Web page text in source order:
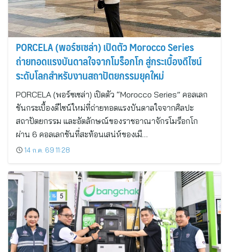
PORCELA (พอร์ซเซล่า) เปิดตัว Morocco Series
ถ่ายทอดแรงบันดาลใจจากโมร็อกโก สู่กระเบื้องดีไซน์
ระดับโลกสำหรับงานสถาปัตยกรรมยุคใหม่
PORCELA (พอร์ซเซล่า) เปิดตัว “Morocco Series” คอลเลก
ชันกระเบื้องดีไซน์ใหม่ที่ถ่ายทอดแรงบันดาลใจจากศิลปะ
สถาปัตยกรรม และอัตลักษณ์ของราชอาณาจักรโมร็อกโก
ผ่าน 6 คอลเลกชันที่สะท้อนเสน่ห์ของเมื…
14 ก.ค. 69 11:28